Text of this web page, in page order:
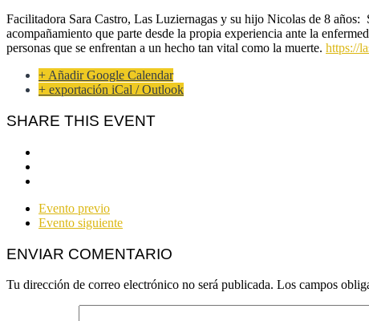
Facilitadora Sara Castro, Las Luziernagas y su hijo Nicolas de 8
acompañamiento que parte desde la propia experiencia ante la
personas que se enfrentan a un hecho tan vital como la muerte. https://
+ Añadir Google Calendar
+ exportación iCal / Outlook
SHARE THIS EVENT
Evento previo
Evento siguiente
ENVIAR COMENTARIO
Tu dirección de correo electrónico no será publicada. Los campos